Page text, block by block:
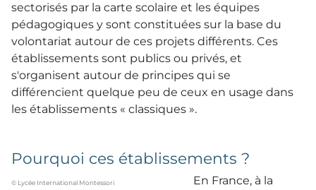
sectorisés par la carte scolaire et les équipes
pédagogiques y sont constituées sur la base du
volontariat autour de ces projets différents. Ces
établissements sont publics ou privés, et
s'organisent autour de principes qui se
différencient quelque peu de ceux en usage dans
les établissements « classiques ».
Pourquoi ces établissements ?
© Lycée International Montessori
En France, à la